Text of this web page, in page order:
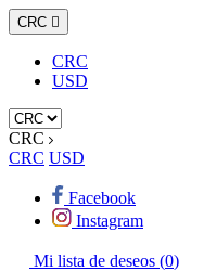
CRC 
CRC
USD
CRC
CRC USD
Facebook
Instagram
Mi lista de deseos (0)